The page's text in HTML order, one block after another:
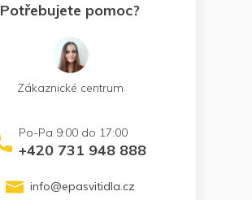
Potřebujete pomoc?
Zákaznické centrum
+420 731 948 888
info@epasvitidla.cz